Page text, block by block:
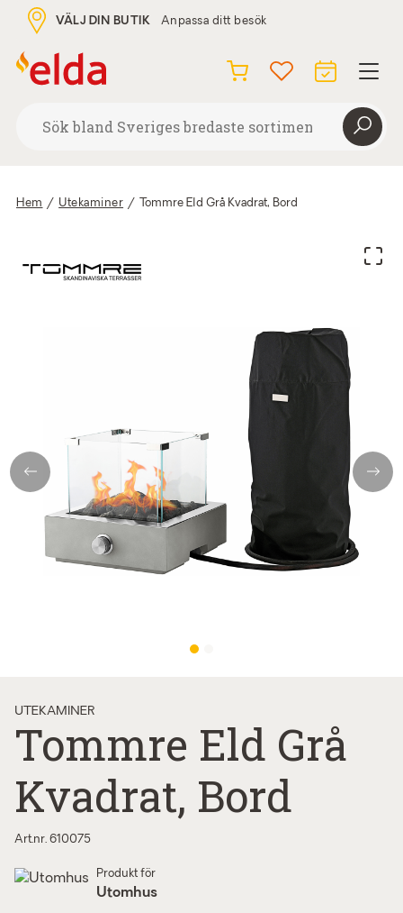
VÄLJ DIN BUTIK Anpassa ditt besök
Hem / Utekaminer / Tommre Eld Grå Kvadrat, Bord
Previous Next
UTEKAMINER
Tommre Eld Grå
Kvadrat, Bord
Art.nr. 610075
Produkt för
Utomhus